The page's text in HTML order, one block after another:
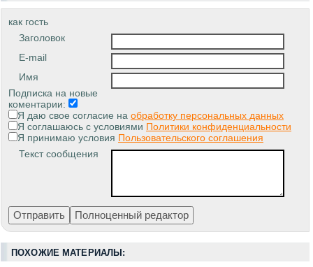
как гость
Заголовок
E-mail
Имя
Подписка на новые
коментарии:
Я даю свое согласие на обработку персональных данных
Я соглашаюсь с условиями Политики конфиденциальности
Я принимаю условия Пользовательского соглашения
Текст сообщения
ПОХОЖИЕ МАТЕРИАЛЫ: